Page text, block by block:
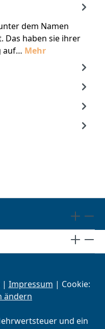
dem Namen
Das haben sie ihrer
auf… Mehr
| Impressum | Cookie:
ändern
und ein